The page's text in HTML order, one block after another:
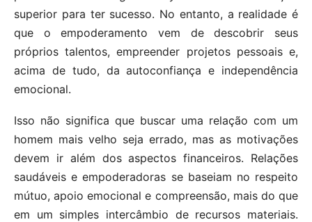
superior para ter sucesso. No entanto, a realidade é
que o empoderamento vem de descobrir seus
próprios talentos, empreender projetos pessoais e,
acima de tudo, da autoconfiança e independência
emocional.
Isso não significa que buscar uma relação com um
homem mais velho seja errado, mas as motivações
devem ir além dos aspectos financeiros. Relações
saudáveis e empoderadoras se baseiam no respeito
mútuo, apoio emocional e compreensão, mais do que
em um simples intercâmbio de recursos materiais.